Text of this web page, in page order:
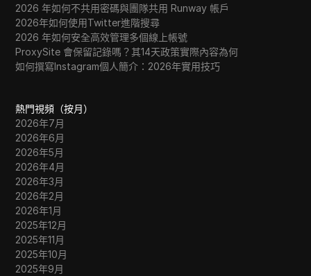
2026 年如何不共用密碼與團隊共用 Runway 帳戶
2026年如何使用Twitter進階搜尋
2026 年如何安全高效管理多個線上帳號
ProxySite 會保留記錄嗎？其14天政策實際內容為何
如何撰寫Instagram個人簡介：2026年實用技巧
熱門視頻（按月）
2026年7月
2026年6月
2026年5月
2026年4月
2026年3月
2026年2月
2026年1月
2025年12月
2025年11月
2025年10月
2025年9月